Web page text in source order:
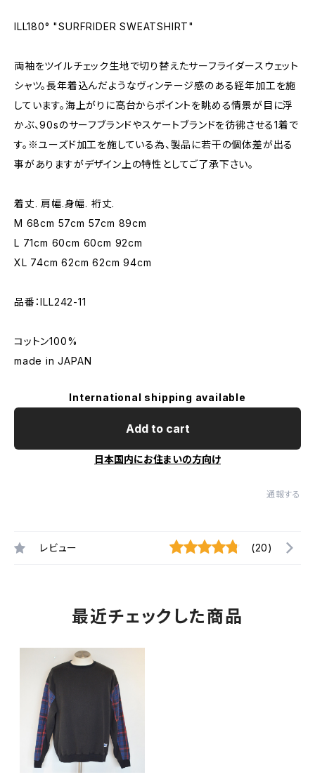
ILL180° "SURFRIDER SWEATSHIRT"
両袖をツイルチェック生地で切り替えたサーフライダースウェット
シャツ。長年着込んだようなヴィンテージ感のある経年加工を施
しています。海上がりに高台からポイントを眺める情景が目に浮
かぶ、90sのサーフブランドやスケートブランドを彷彿させる1着で
す。※ユーズド加工を施している為、製品に若干の個体差が出る
事がありますがデザイン上の特性としてご了承下さい。
着丈. 肩幅.身幅. 裄丈.
M 68cm 57cm 57cm 89cm
L 71cm 60cm 60cm 92cm
XL 74cm 62cm 62cm 94cm
品番：ILL242-11
コットン100%
made in JAPAN
International shipping available
Add to cart
日本国内にお住まいの方向け
通報する
レビュー (20)
最近チェックした商品